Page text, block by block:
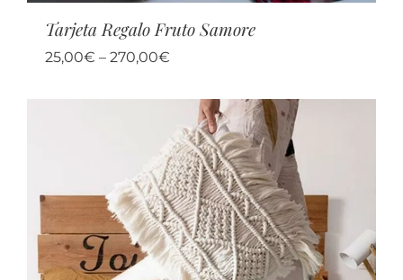
Tarjeta Regalo Fruto Samore
25,00€ – 270,00€